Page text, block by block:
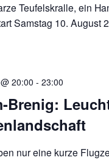
Teufelskralle, ein
Samstag 10.
Brenig:
20:00 -23:00
nur eine kurze